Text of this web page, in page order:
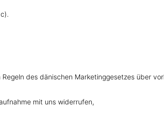
des dänischen Marketinggesetzes über
mit uns widerrufen,